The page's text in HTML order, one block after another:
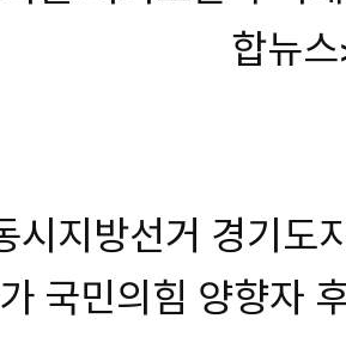
합뉴
시지방선거 경기도
국민의힘 양향자